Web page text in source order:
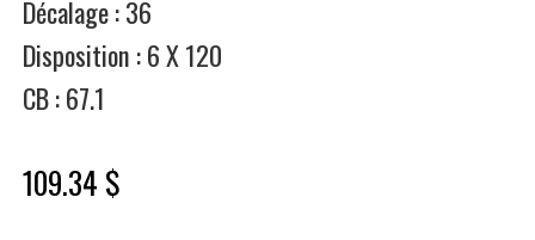
Décalage : 36
Disposition : 6 X 120
CB : 67.1
109.34 $